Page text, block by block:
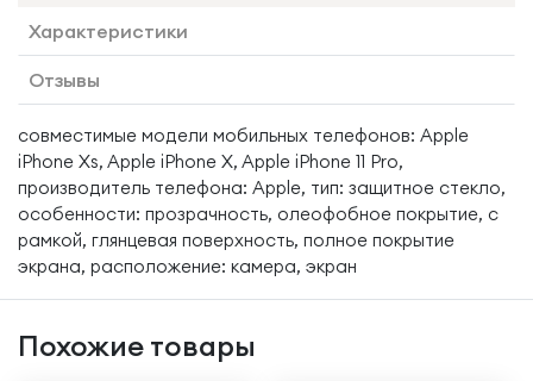
Характеристики
Отзывы
совместимые модели мобильных телефонов: Apple
iPhone Xs, Apple iPhone X, Apple iPhone 11 Pro,
производитель телефона: Apple, тип: защитное стекло,
особенности: прозрачность, олеофобное покрытие, с
рамкой, глянцевая поверхность, полное покрытие
экрана, расположение: камера, экран
Похожие товары